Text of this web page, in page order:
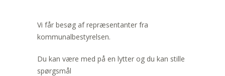
Vi får besøg af repræsentanter fra
kommunalbestyrelsen.
Du kan være med på en lytter og du kan stille
spørgsmål